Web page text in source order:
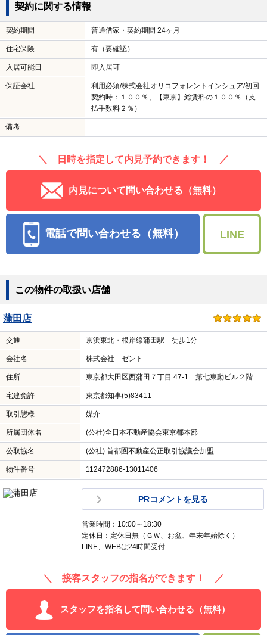
契約に関する情報
契約期間 普通借家・契約期間 24ヶ月
住宅保険 有（要確認）
入居可能日 即入居可
保証会社
利用必須/株式会社オリコフォレントインシュア/初回
契約時：１００％、【東京】総賃料の１００％（支
払手数料２％）
備考
＼ 日時を指定して内見予約できます！ ／
内見について問い合わせる（無料）
電話で問い合わせる（無料） LINE
この物件の取扱い店舗
蒲田店
交通 京浜東北・根岸線蒲田駅 徒歩1分
会社名 株式会社 ゼント
住所 東京都大田区西蒲田７丁目 47-1 第七東動ビル２階
宅建免許 東京都知事(5)83411
取引態様 媒介
所属団体名 (公社)全日本不動産協会東京都本部
公取協名 (公社) 首都圏不動産公正取引協議会加盟
物件番号 112472886-13011406
PRコメントを見る
営業時間：10:00～18:30
定休日：定休日無（ＧＷ、お盆、年末年始除く）
LINE、WEBは24時間受付
＼ 接客スタッフの指名ができます！ ／
スタッフを指名して問い合わせる（無料）